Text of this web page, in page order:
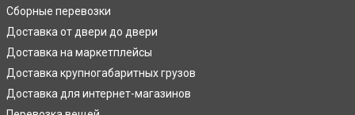
Сборные перевозки
Доставка от двери до двери
Доставка на маркетплейсы
Доставка крупногабаритных грузов
Доставка для интернет-магазинов